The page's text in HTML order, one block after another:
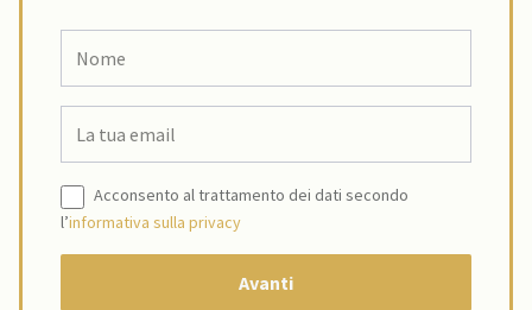
Acconsento al trattamento dei dati secondo
l’informativa sulla privacy